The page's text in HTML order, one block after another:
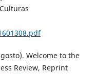
Welcome to the
Review, Reprint